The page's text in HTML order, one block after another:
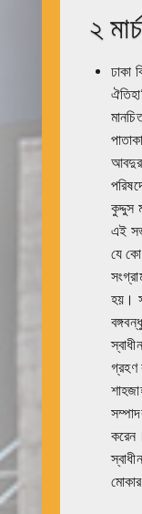
২
ঢাকা
আবদুর
কুদ্দুস
এই
যে
হয়।
গ্রহণ